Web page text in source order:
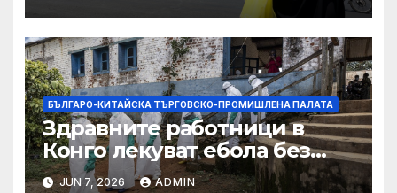
БЪЛГАРО-КИТАЙСКА ТЪРГОВСКО-ПРОМИШЛЕНА ПАЛАТА
Здравните работници в
Конго лекуват ебола без
заплащане, докато СЗО
JUN 7, 2026 ADMIN